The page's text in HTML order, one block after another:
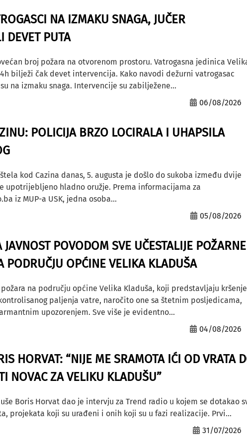
NA IZMAKU SNAGA, JUČER
DEVET PUTA
broj požara na otvorenom prostoru. Vatrogasna jedinica
bilježi čak devet intervencija. Kako navodi dežurni vatrogasac
na izmaku snaga. Intervencije su zabilježene...
06/08/2026
POLICIJA BRZO LOCIRALA I UHAPSILA
kod Cazina danas, 5. augusta je došlo do sukoba između dvije
upotrijebljeno hladno oružje. Prema informacijama za
iz MUP-a USK, jedna osoba...
05/08/2026
JAVNOST POVODOM SVE UČESTALIJE POŽARNE
PODRUČJU OPĆINE VELIKA KLADUŠA
na području općine Velika Kladuša, koji predstavljaju kršenje
paljenja vatre, naročito one sa štetnim posljedicama,
upozorenjem. Sve više je evidentno...
04/08/2026
HORVAT: “NIJE ME SRAMOTA IĆI OD VRATA
NOVAC ZA VELIKU KLADUŠU”
Boris Horvat dao je intervju za Trend radio u kojem se dotakao
projekata koji su urađeni i onih koji su u fazi realizacije. Prvi...
31/07/2026